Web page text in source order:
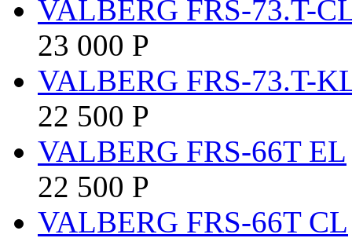
VALBERG FRS-73.T-
23 000 Р
VALBERG FRS-73.T-
22 500 Р
VALBERG FRS-66T EL
22 500 Р
VALBERG FRS-66T CL